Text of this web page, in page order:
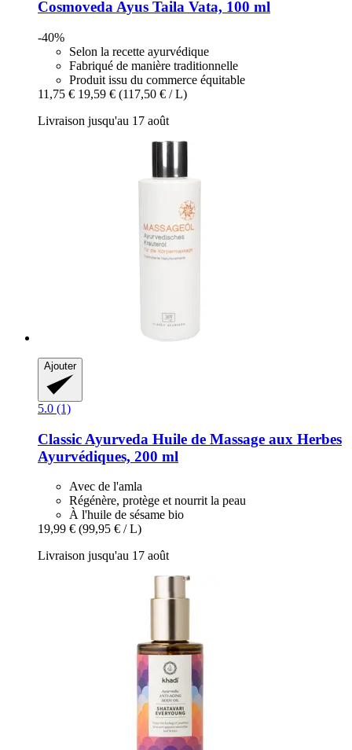
Cosmoveda Ayus Taila Vata, 100 ml
-40%
Selon la recette ayurvédique
Fabriqué de manière traditionnelle
Produit issu du commerce équitable
11,75 € 19,59 € (117,50 € / L)
Livraison jusqu'au 17 août
Ajouter
5.0 (1)
Classic Ayurveda Huile de Massage aux Herbes
Ayurvédiques, 200 ml
Avec de l'amla
Régénère, protège et nourrit la peau
À l'huile de sésame bio
19,99 € (99,95 € / L)
Livraison jusqu'au 17 août